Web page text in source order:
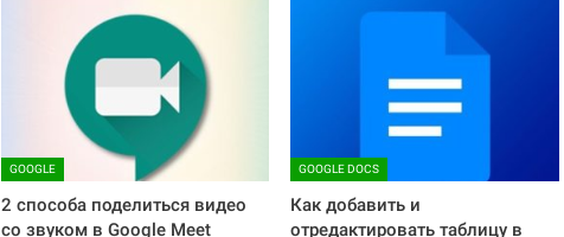
GOOGLE
2 способа поделиться видео
со звуком в Google Meet
GOOGLE DOCS
Как добавить и
отредактировать таблицу в